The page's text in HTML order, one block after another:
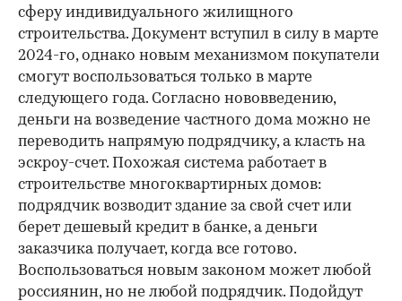
сферу индивидуального жилищного
строительства. Документ вступил в силу в марте
2024-го, однако новым механизмом покупатели
смогут воспользоваться только в марте
следующего года. Согласно нововведению,
деньги на возведение частного дома можно не
переводить напрямую подрядчику, а класть на
эскроу-счет. Похожая система работает в
строительстве многоквартирных домов:
подрядчик возводит здание за свой счет или
берет дешевый кредит в банке, а деньги
заказчика получает, когда все готово.
Воспользоваться новым законом может любой
россиянин, но не любой подрядчик. Подойдут